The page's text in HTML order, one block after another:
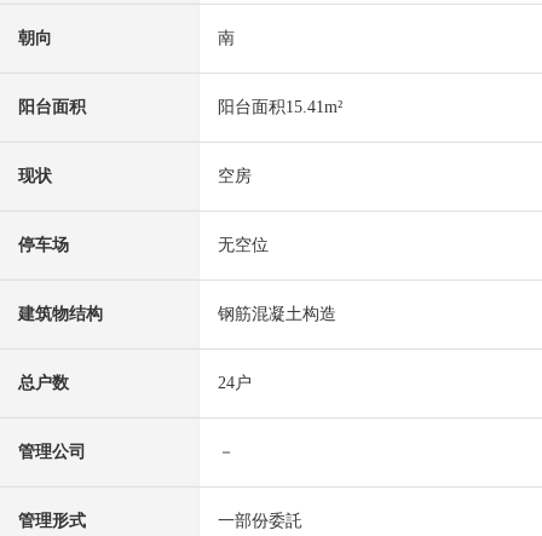
朝向 南
阳台面积 阳台面积15.41m²
现状 空房
停车场 无空位
建筑物结构 钢筋混凝土构造
总户数 24户
管理公司 －
管理形式 一部份委託